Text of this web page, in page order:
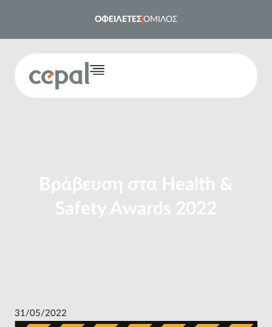
ΟΦΕΙΛΕΤΕΣ ΟΜΙΛΟΣ
Βράβευση στα Health &
Safety Awards 2022
31/05/2022